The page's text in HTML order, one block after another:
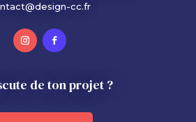
cc.fr
de ton projet ?